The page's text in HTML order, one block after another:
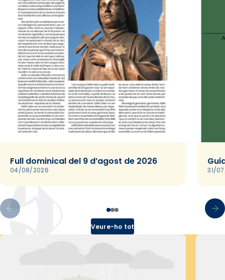
Full dominical del 9 d’agost de 2026
04/08/2026 31/
Veure-ho tot